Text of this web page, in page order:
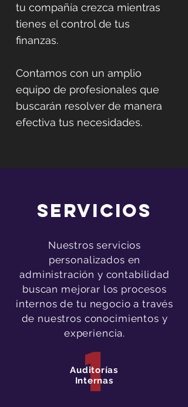
tu compañía crezca mientras
tienes el control de tus
finanzas.
Contamos con un amplio
equipo de profesionales que
buscarán resolver de manera
efectiva tus necesidades.
servicios
Nuestros servicios
personalizados en
administración y contabilidad
buscan mejorar los procesos
internos de tu negocio a través
de nuestros conocimientos y
experiencia.
1
Auditorías
Internas